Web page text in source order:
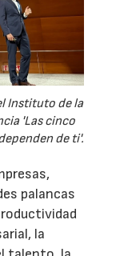
Instituto de la
'Las cinco
de ti'.
palancas
la